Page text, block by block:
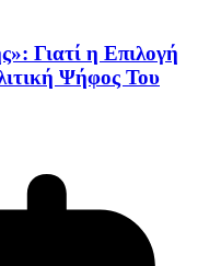
Γιατί η Επιλογή
Ψήφος Του